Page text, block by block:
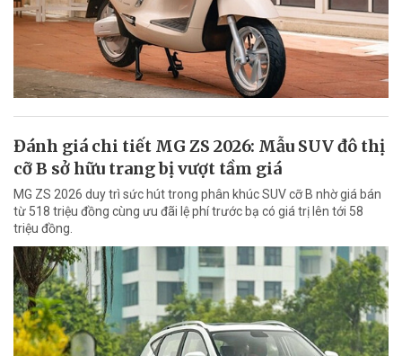
Đánh giá chi tiết MG ZS 2026: Mẫu SUV đô thị
cỡ B sở hữu trang bị vượt tầm giá
MG ZS 2026 duy trì sức hút trong phân khúc SUV cỡ B nhờ giá bán
từ 518 triệu đồng cùng ưu đãi lệ phí trước bạ có giá trị lên tới 58
triệu đồng.